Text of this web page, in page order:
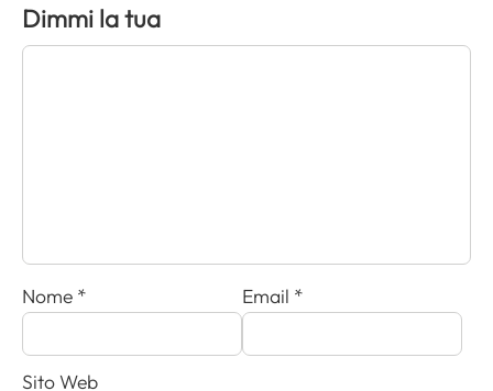
Dimmi la tua
Nome * Email *
Sito Web